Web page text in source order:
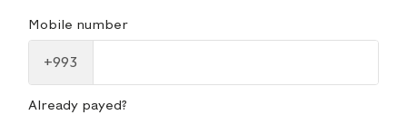
Mobile number
+993
Already payed?